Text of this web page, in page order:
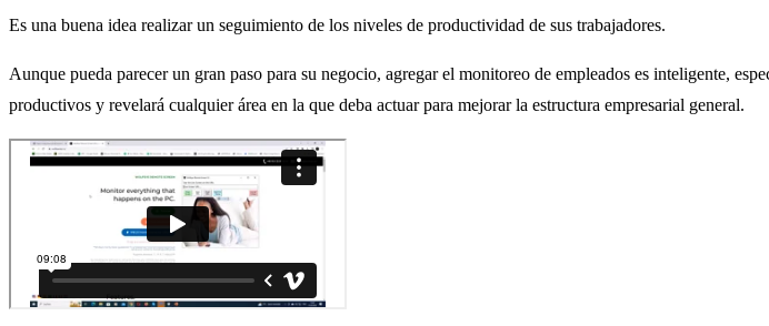
Es una buena idea realizar un seguimiento de los niveles de productividad de sus trabajadores.
Aunque pueda parecer un gran paso para su negocio, agregar el monitoreo de empleados es inteligente,
productivos y revelará cualquier área en la que deba actuar para mejorar la estructura empresarial general.